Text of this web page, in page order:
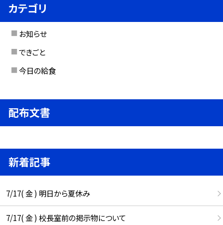
カテゴリ
お知らせ
できごと
今日の給食
配布文書
新着記事
7/17( 金 ) 明日から夏休み
7/17( 金 ) 校長室前の掲示物について